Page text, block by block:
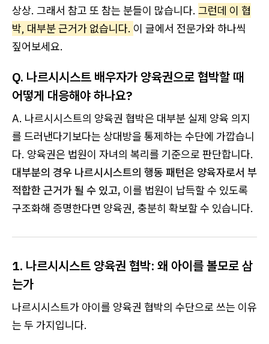
상상. 그래서 참고 또 참는 분들이 많습니다. 그런데 이 협
박, 대부분 근거가 없습니다. 이 글에서 전문가와 하나씩
짚어보세요.
Q. 나르시시스트 배우자가 양육권으로 협박할 때
어떻게 대응해야 하나요?
A. 나르시시스트의 양육권 협박은 대부분 실제 양육 의지
를 드러낸다기보다는 상대방을 통제하는 수단에 가깝습니
다. 양육권은 법원이 자녀의 복리를 기준으로 판단합니다.
대부분의 경우 나르시시스트의 행동 패턴은 양육자로서 부
적합한 근거가 될 수 있고, 이를 법원이 납득할 수 있도록
구조화해 증명한다면 양육권, 충분히 확보할 수 있습니다.
1. 나르시시스트 양육권 협박: 왜 아이를 볼모로 삼
는가
나르시시스트가 아이를 양육권 협박의 수단으로 쓰는 이유
는 두 가지입니다.